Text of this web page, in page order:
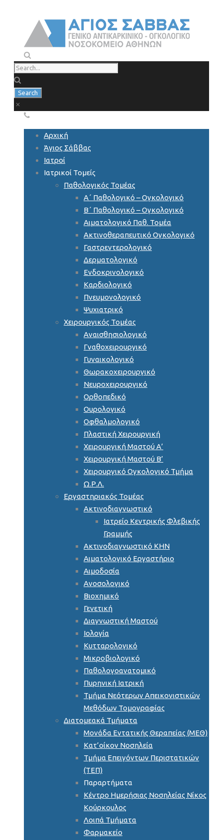
Αρχική
Άγιος Σάββας
Ιατροί
Ιατρικοί Τομείς
Παθολογικός Τομέας
Α΄ Παθολογικό – Ογκολογικό
Β΄ Παθολογικό – Ογκολογικό
Αιματολογικό Παθ. Τομέα
Ακτινοθεραπευτικό Ογκολογικό
Γαστρεντερολογικό
Δερματολογικό
Ενδοκρινολογικό
Καρδιολογικό
Πνευμονολογικό
Ψυχιατρικό
Χειρουργικός Τομέας
Αναισθησιολογικό
Γναθοχειρουργικό
Γυναικολογικό
Θωρακοχειρουργικό
Νευροχειρουργικό
Ορθοπεδικό
Ουρολογικό
Οφθαλμολογικό
Πλαστική Χειρουργική
Χειρουργική Μαστού Α’
Χειρουργική Μαστού Β’
Χειρουργικό Ογκολογικό Τμήμα
Ω.Ρ.Λ.
Εργαστηριακός Τομέας
Ακτινοδιαγνωστικό
Ιατρείο Κεντρικής Φλεβικής
Γραμμής
Ακτινοδιαγνωστικό ΚΗΝ
Αιματολογικό Εργαστήριο
Αιμοδοσία
Ανοσολογικό
Βιοχημικό
Γενετική
Διαγνωστική Μαστού
Ιολογία
Κυτταρολογικό
Μικροβιολογικό
Παθολογοανατομικό
Πυρηνική Ιατρική
Τμήμα Νεότερων Απεικονιστικών
Μεθόδων Τομογραφίας
Διατομεακά Τμήματα
Μονάδα Εντατικής Θεραπείας (ΜΕΘ)
Κατ’οίκον Νοσηλεία
Τμήμα Επειγόντων Περιστατικών
(ΤΕΠ)
Παραρτήματα
Κέντρο Ημερήσιας Νοσηλείας Νίκος
Κούρκουλος
Λοιπά Τμήματα
Φαρμακείο